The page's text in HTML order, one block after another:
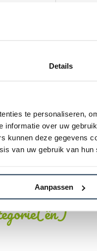
Details
te personaliseren,
informatie over uw
kunnen deze gegevens
van uw gebruik van hun
Aanpassen
x 59 x 37